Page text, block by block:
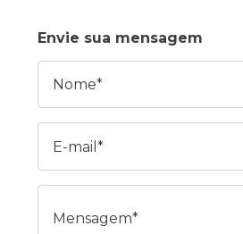
Envie sua mensagem